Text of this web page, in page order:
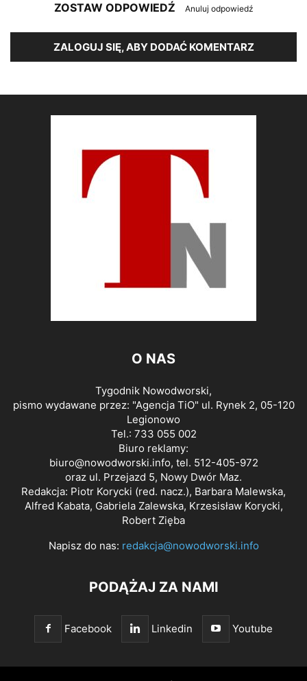
ZOSTAW ODPOWIEDŹ Anuluj odpowiedź
ZALOGUJ SIĘ, ABY DODAĆ KOMENTARZ
O NAS
Tygodnik Nowodworski,
pismo wydawane przez: "Agencja TiO" ul. Rynek 2, 05-120
Legionowo
Tel.: 733 055 002
Biuro reklamy:
biuro@nowodworski.info, tel. 512-405-972
oraz ul. Przejazd 5, Nowy Dwór Maz.
Redakcja: Piotr Korycki (red. nacz.), Barbara Malewska,
Alfred Kabata, Gabriela Zalewska, Krzesisław Korycki,
Robert Zięba
Napisz do nas: redakcja@nowodworski.info
PODĄŻAJ ZA NAMI
Facebook Linkedin Youtube